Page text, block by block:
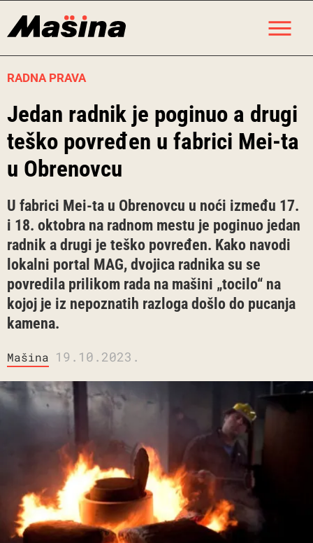
RADNA PRAVA
Jedan radnik je poginuo a drugi
teško povređen u fabrici Mei-ta
u Obrenovcu
U fabrici Mei-ta u Obrenovcu u noći između 17.
i 18. oktobra na radnom mestu je poginuo jedan
radnik a drugi je teško povređen. Kako navodi
lokalni portal MAG, dvojica radnika su se
povredila prilikom rada na mašini „tocilo“ na
kojoj je iz nepoznatih razloga došlo do pucanja
kamena.
Mašina 19.10.2023.